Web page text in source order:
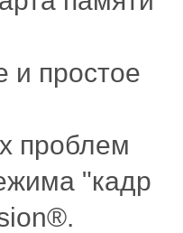
и простое
проблем
"кадр